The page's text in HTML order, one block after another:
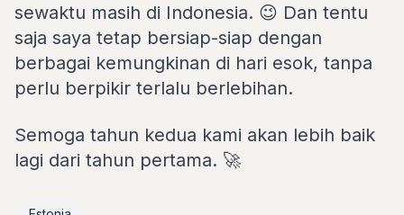
sewaktu masih di Indonesia. 😉 Dan tentu
saja saya tetap bersiap-siap dengan
berbagai kemungkinan di hari esok, tanpa
perlu berpikir terlalu berlebihan.
Semoga tahun kedua kami akan lebih baik
lagi dari tahun pertama. 🚀